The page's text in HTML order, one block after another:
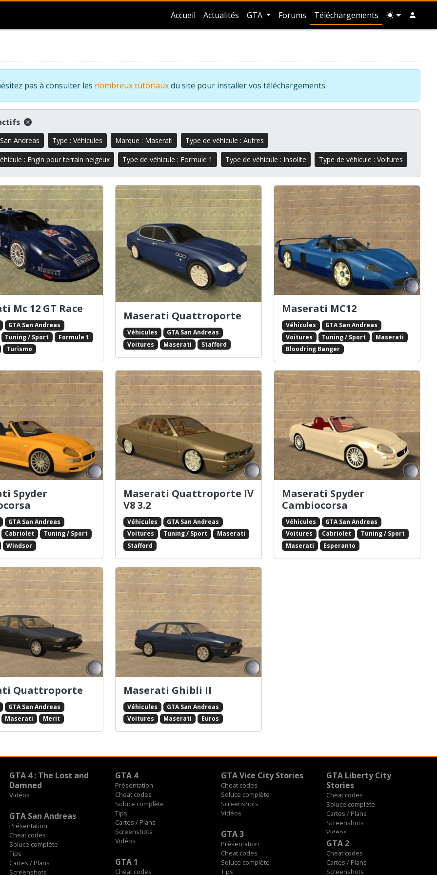
Accueil Actualités GTA Forums Téléchargements
pas à consulter les nombreux tutoriauxdu site pour installer vos téléchargements.
Andreas Type : Véhicules Marque : Maserati Type de véhicule : Autres
: Engin pour terrain neigeux Type de véhicule : Formule 1 Type de véhicule : Insolite Type de véhicule : Voitures
Mc 12 GT Race
GTA San Andreas
Tuning / Sport
Formule 1
Turismo
Maserati Quattroporte
Véhicules
GTA San Andreas
Voitures
Maserati Stafford
Maserati MC12
Véhicules
GTA San Andreas
Voitures
Tuning / Sport
Maserati
Bloodring Banger
Spyder
GTA San Andreas
Cabriolet
Tuning / Sport
Windsor
Maserati Quattroporte IV
V8 3.2
Véhicules
GTA San Andreas
Voitures
Tuning / Sport
Maserati
Stafford
Maserati Spyder
Cambiocorsa
Véhicules
GTA San Andreas
Voitures
Cabriolet
Tuning / Sport
Maserati
Esperanto
Quattroporte
GTA San Andreas
Maserati Merit
Maserati Ghibli II
Véhicules
GTA San Andreas
Voitures
Maserati Euros
GTA 4 : The Lost and
Damned
Vidéos
GTA 4
Présentation
Cheat codes
Soluce complète
Tips
Cartes / Plans
Screenshots
Vidéos
GTA Vice City Stories
Cheat codes
Soluce complète
Screenshots
Vidéos
GTA Liberty City
Stories
Cheat codes
Soluce complète
Cartes / Plans
Screenshots
Vidéos
GTA San Andreas
Présentation
Cheat codes
Soluce complète
Tips
Cartes / Plans
Screenshots
GTA 3
Présentation
Cheat codes
Soluce complète
Tips
GTA 2
Cheat codes
Cartes / Plans
Screenshots
GTA 1
Cheat codes